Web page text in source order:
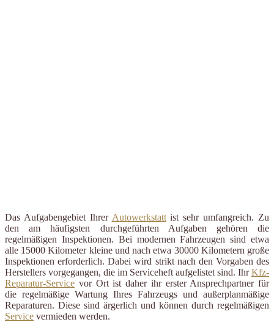
Das Aufgabengebiet Ihrer Autowerkstattist sehr umfangreich. Zu
den am häufigsten durchgeführten Aufgaben gehören die
regelmäßigen Inspektionen. Bei modernen Fahrzeugen sind etwa
alle 15000 Kilometer kleine und nach etwa 30000 Kilometern große
Inspektionen erforderlich. Dabei wird strikt nach den Vorgaben des
Herstellers vorgegangen, die im Serviceheft aufgelistet sind. IhrKfz-
Reparatur-Service vor Ort ist daher ihr erster Ansprechpartner für
die regelmäßige Wartung Ihres Fahrzeugs und außerplanmäßige
Reparaturen. Diese sind ärgerlich und können durch regelmäßigen
Service vermieden werden.